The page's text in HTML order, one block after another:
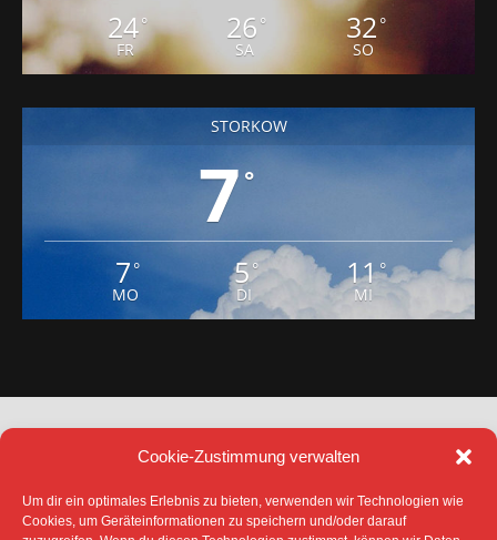
Cookie-Zustimmung verwalten
Um dir ein optimales Erlebnis zu bieten, verwenden wir Technologien wie
Cookies, um Geräteinformationen zu speichern und/oder darauf
24°
FR
26 °
SA
32 °
SO
STORKOW
7°
7 °
MO
5°
DI
11°
MI